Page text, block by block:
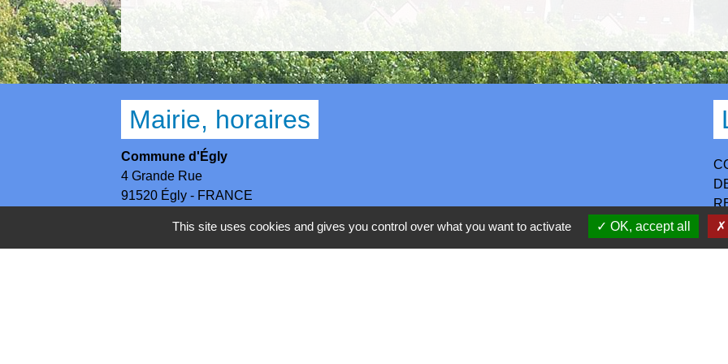
Mairie, horaires
Commune d'Égly
4 Grande Rue
91520 Égly - FRANCE
This site uses cookies and gives you control over what you want to activate OK, accept all